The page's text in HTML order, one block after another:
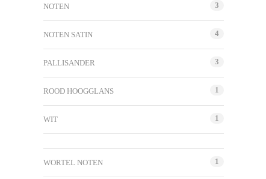
NOTEN 3
NOTEN SATIN 4
PALLISANDER 3
ROOD HOOGGLANS 1
WIT 1
WORTEL NOTEN 1